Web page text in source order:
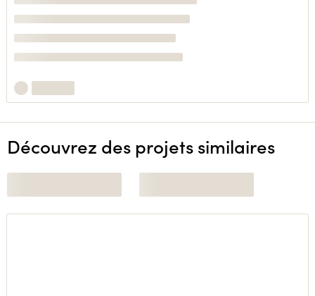
Découvrez des projets similaires